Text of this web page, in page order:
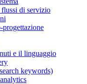
flussi di servizio
progettazione
e il linguaggio
keywords)